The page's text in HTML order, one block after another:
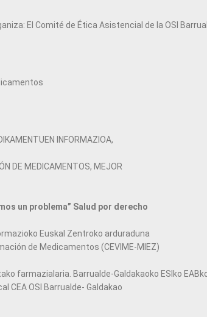
El Comité de Ética Asistencial de la OSI
INFORMAZIOA,
DE MEDICAMENTOS, MEJOR
un problema” Salud por derecho
Euskal Zentroko arduraduna
de Medicamentos (CEVIME-MIEZ)
farmazialaria. Barrualde-Galdakaoko ESIko
CEA OSI Barrualde- Galdakao